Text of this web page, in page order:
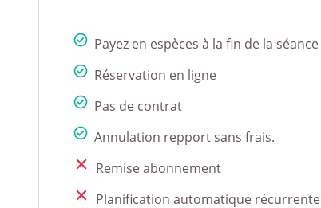
Payez en espèces à la fin de la séance
Réservation en ligne
Pas de contrat
Annulation repport sans frais.
Remise abonnement
Planification automatique récurrente